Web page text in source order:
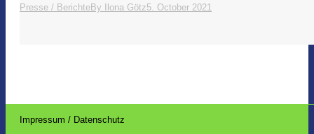
Presse / BerichteBy Ilona Götz5. October 2021
Impressum / Datenschutz